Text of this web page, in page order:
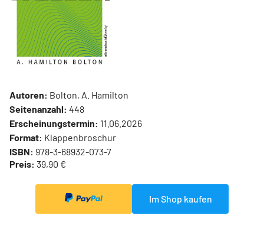
Autoren: Bolton, A. Hamilton
Seitenanzahl: 448
Erscheinungstermin: 11.06.2026
Format: Klappenbroschur
ISBN: 978-3-68932-073-7
Preis: 39,90 €
Im Shop kaufen